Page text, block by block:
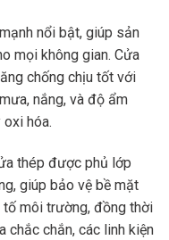
nổi bật, giúp sản
mọi không gian. Cửa
chống chịu tốt với
nắng, và độ ẩm
hóa.
thép được phủ lớp
giúp bảo vệ bề mặt
tố môi trường, đồng thời
chắc chắn, các linh kiện